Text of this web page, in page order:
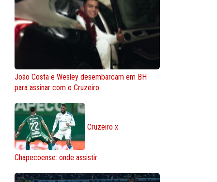
João Costa e Wesley desembarcam em BH
para assinar com o Cruzeiro
Cruzeiro x
Chapecoense: onde assistir